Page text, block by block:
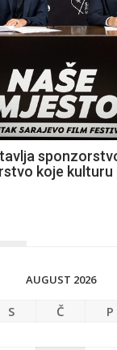
koje kulturu
AUGUST 2026
S Č P